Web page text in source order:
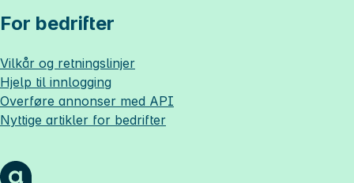
For bedrifter
Vilkår og retningslinjer
Hjelp til innlogging
Overføre annonser med API
Nyttige artikler for bedrifter